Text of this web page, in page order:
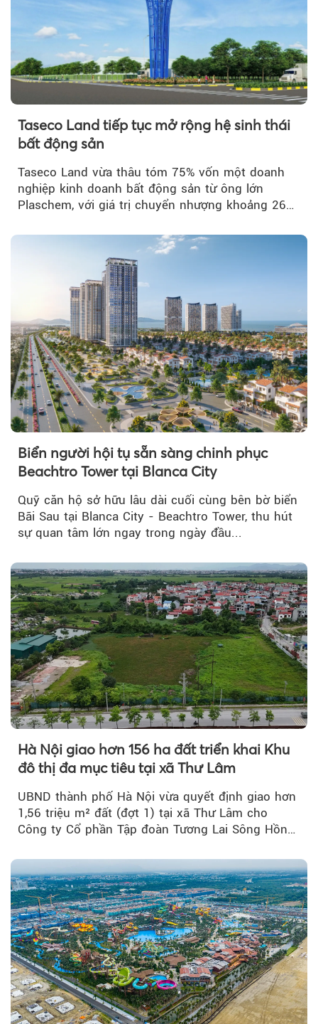
Taseco Land tiếp tục mở rộng hệ sinh thái
bất động sản
Taseco Land vừa thâu tóm 75% vốn một doanh
nghiệp kinh doanh bất động sản từ ông lớn
Plaschem, với giá trị chuyển nhượng khoảng 262
Biển người hội tụ sẵn sàng chinh phục
Beachtro Tower tại Blanca City
Quỹ căn hộ sở hữu lâu dài cuối cùng bên bờ biển
Bãi Sau tại Blanca City - Beachtro Tower, thu hút
sự quan tâm lớn ngay trong ngày đầu...
Hà Nội giao hơn 156 ha đất triển khai Khu
đô thị đa mục tiêu tại xã Thư Lâm
UBND thành phố Hà Nội vừa quyết định giao hơn
1,56 triệu m² đất (đợt 1) tại xã Thư Lâm cho
Công ty Cổ phần Tập đoàn Tương Lai Sông Hồng